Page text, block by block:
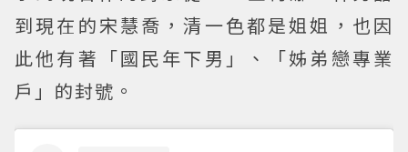
到現在的宋慧喬，清一色都是姐姐，也因
此他有著「國民年下男」、「姊弟戀專業
戶」的封號。